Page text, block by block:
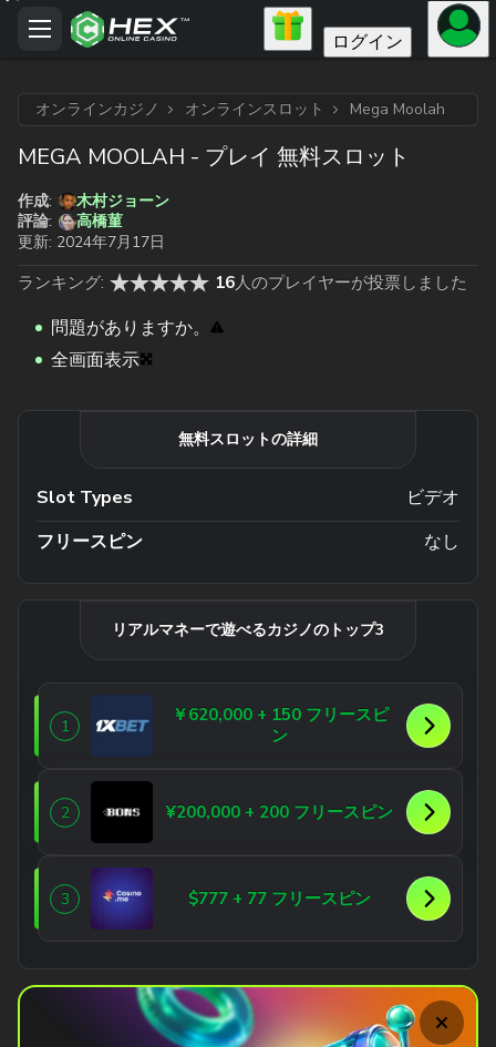
ログイン
オンラインカジノ オンラインスロット Mega Moolah
MEGA MOOLAH - プレイ 無料スロット
作成:
木村ジョーン
評論:
高橋菫
更新: 2024年7月17日
ランキング: 16人のプレイヤーが投票しました
問題がありますか。
全画面表示
無料スロットの詳細
Slot Types
ビデオ
フリースピン
なし
リアルマネーで遊べるカジノのトップ3
1
￥620,000 + 150 フリースピ
ン
2 ¥200,000 + 200 フリースピン
3 $777 + 77 フリースピン